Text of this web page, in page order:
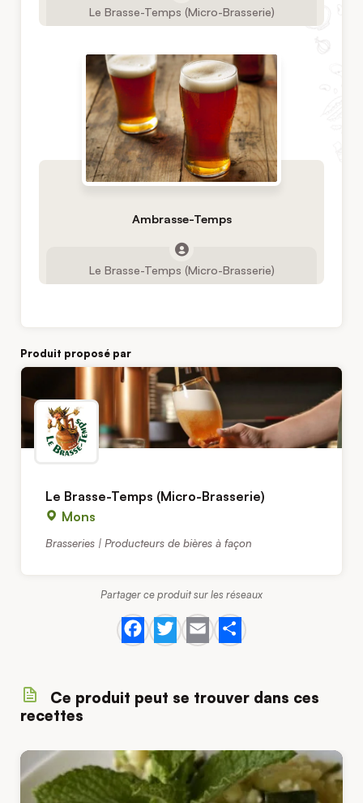
Le Brasse-Temps (Micro-Brasserie)
Ambrasse-Temps
Le Brasse-Temps (Micro-Brasserie)
Produit proposé par
Le Brasse-Temps (Micro-Brasserie)
Mons
Brasseries | Producteurs de bières à façon
Partager ce produit sur les réseaux
Facebook
Twitter
EmailShare
Ce produit peut se trouver dans ces
recettes